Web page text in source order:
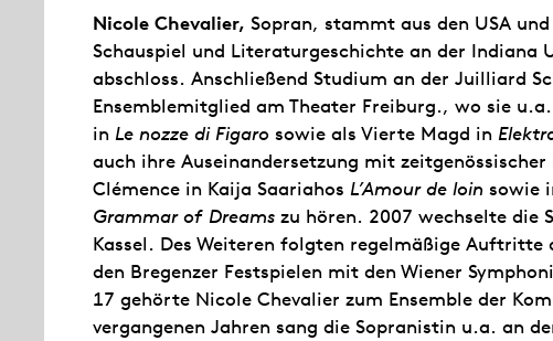
Nicole Chevalier, Sopran, stammt aus den USA
Schauspiel und Literaturgeschichte an der Indiana
abschloss. Anschließend Studium an der Juilliard
Ensemblemitglied am Theater Freiburg., wo sie
in Le nozze di Figaro sowie als Vierte Magd in
auch ihre Auseinandersetzung mit
Clémence in Kaija Saariahos L’Amour de loin sowie
Grammar of Dreams zu hören. 2007 wechselte die
Kassel. Des Weiteren folgten regelmäßige Auftritte
den Bregenzer Festspielen mit den Wiener
17 gehörte Nicole Chevalier zum Ensemble der
vergangenen Jahren sang die Sopranistin u.a. an